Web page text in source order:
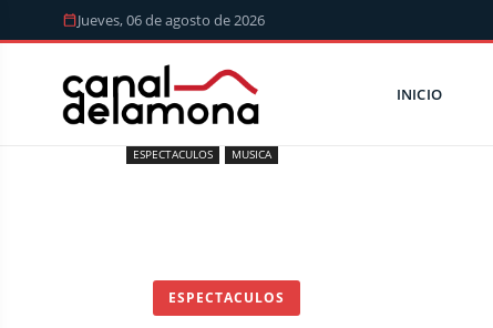
Jueves, 06 de agosto de 2026
INICIO
ESPECTACULOS MUSICA
ESPECTACULOS